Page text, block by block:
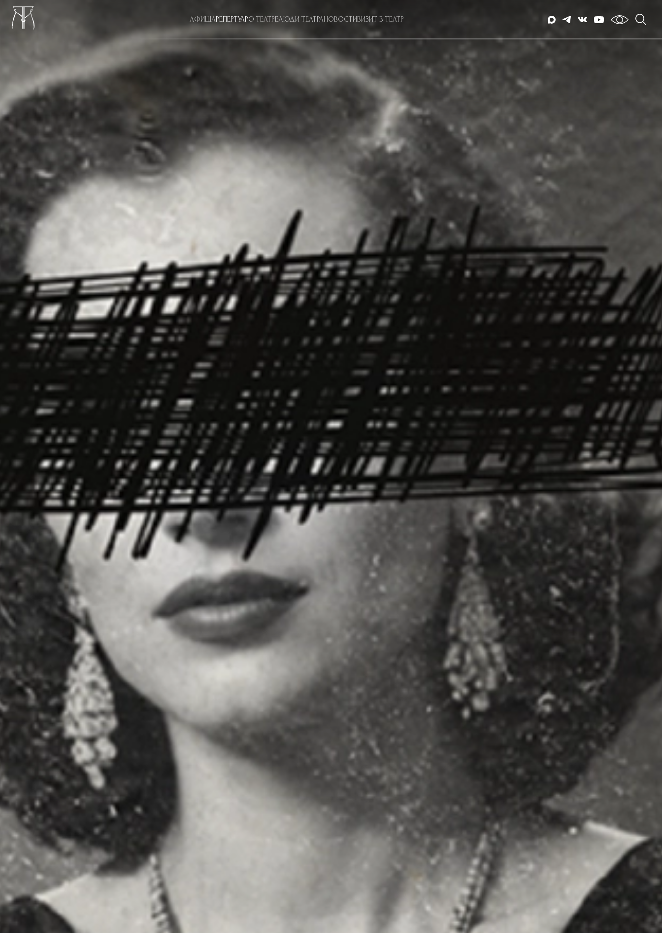
АФИШАРЕПЕРТУАРО ТЕАТРЕЛЮДИ ТЕАТРАНОВОСТИВИЗИТ В ТЕАТР